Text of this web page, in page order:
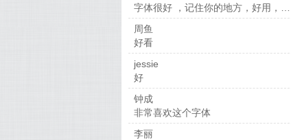
字体很好 ，记住你的地方，好用，麻烦了
周鱼
好看
jessie
好
钟成
非常喜欢这个字体
李丽